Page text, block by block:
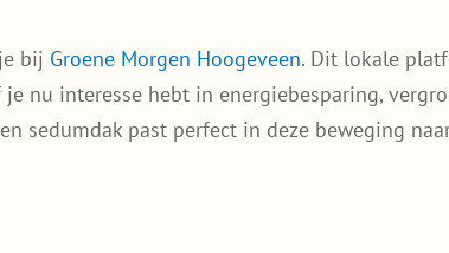
bij Groene Morgen Hoogeveen. Dit lokale
nu interesse hebt in energiebesparing,
sedumdak past perfect in deze beweging